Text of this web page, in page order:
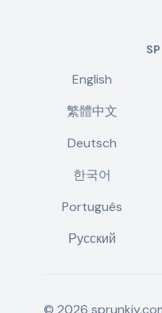
English
繁體中文
Deutsch
한국어
Português
Русский
© 2026